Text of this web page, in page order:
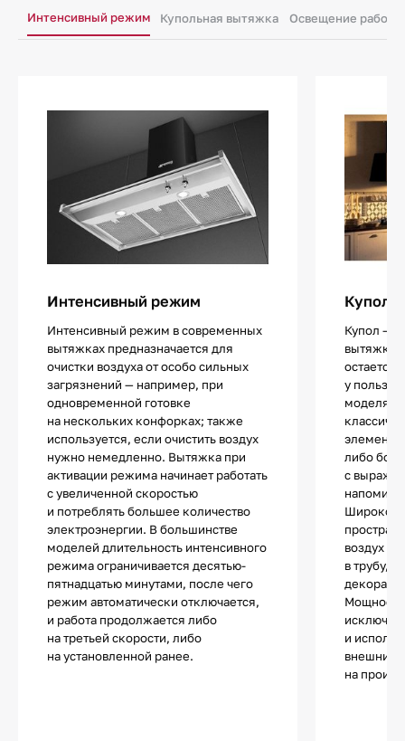
Интенсивный режим Купольная вытяжка Освещение
Интенсивный режим
Интенсивный режим в современных
вытяжках предназначается для
очистки воздуха от особо сильных
загрязнений — например, при
одновременной готовке
на нескольких конфорках; также
используется, если очистить воздух
нужно немедленно. Вытяжка при
активации режима начинает работать
с увеличенной скоростью
и потреблять большее количество
электроэнергии. В большинстве
моделей длительность интенсивного
режима ограничивается десятью-
пятнадцатью минутами, после чего
режим автоматически отключается,
и работа продолжается либо
на третьей скорости, либо
на установленной ранее.
Купол —
вытяжки,
остается
у
моделях
либо
с
Широкое
воздух
в трубу,
Мощность
и
внешний
на